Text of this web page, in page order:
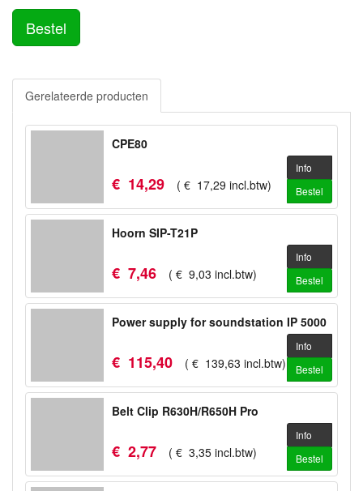
Bestel
Gerelateerde producten
CPE80
€ 14,29 ( € 17,29 incl.btw)
Info
Bestel
Hoorn SIP-T21P
€ 7,46 ( € 9,03 incl.btw)
Info
Bestel
Power supply for soundstation IP 5000
€ 115,40 ( € 139,63 incl.btw)
Info
Bestel
Belt Clip R630H/R650H Pro
€ 2,77 ( € 3,35 incl.btw)
Info
Bestel